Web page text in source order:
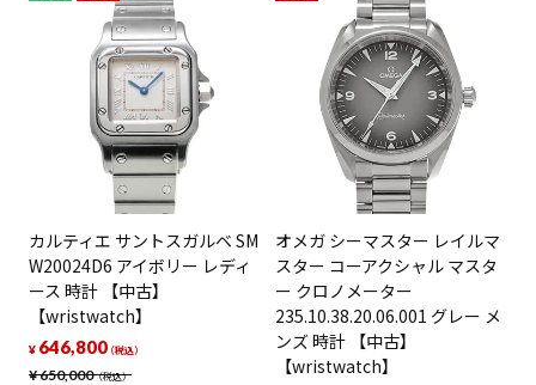
カルティエ サントスガルベ SM
W20024D6 アイボリー レディ
ース 時計 【中古】
【wristwatch】
¥650,000（税込）
¥ 646,800（税込）
オメガ シーマスター レイルマ
スター コーアクシャル マスタ
ー クロノメーター
235.10.38.20.06.001 グレー メ
ンズ 時計 【中古】
【wristwatch】